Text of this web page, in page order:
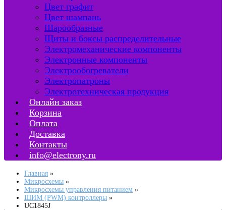
Цвет графит
Цвет шампань
Шарообразные
Щиты и боксы распределительные
Электромеханические компоненты
Электронные компоненты
Электрообогреватели
Электропатроны
Электротехническая продукция
Онлайн заказ
Корзина
Оплата
Доставка
Контакты
info@electrony.ru
Главная
Микросхемы
Микросхемы управления питанием
ШИМ (PWM) контроллеры
UC1845J